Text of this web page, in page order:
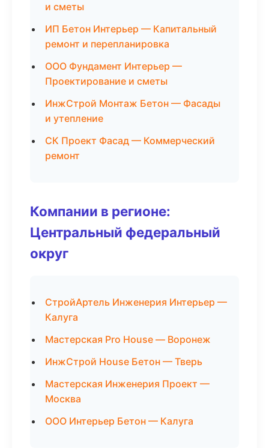
и сметы
ИП Бетон Интерьер — Капитальный
ремонт и перепланировка
ООО Фундамент Интерьер —
Проектирование и сметы
ИнжСтрой Монтаж Бетон — Фасады
и утепление
СК Проект Фасад — Коммерческий
ремонт
Компании в регионе:
Центральный федеральный
округ
СтройАртель Инженерия Интерьер —
Калуга
Мастерская Pro House — Воронеж
ИнжСтрой House Бетон — Тверь
Мастерская Инженерия Проект —
Москва
ООО Интерьер Бетон — Калуга